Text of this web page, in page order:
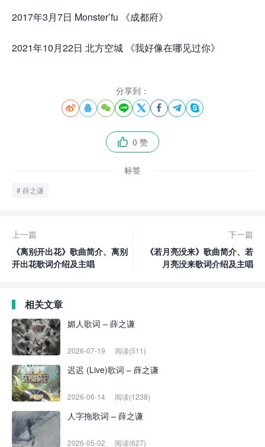
2017年3月7日 Monster’fu 《成都府》
2021年10月22日 北方空城 《我好像在哪见过你》
分享到：
       
 0 赞
标签
薛之谦
上一篇
《离别开出花》歌曲简介、离别
开出花歌词介绍及主唱
下一篇
《若月亮没来》歌曲简介、若
月亮没来歌词介绍及主唱
相关文章
媚人歌词 – 薛之谦
2026-07-19 阅读(511)
迟迟 (Live)歌词 – 薛之谦
2026-06-14 阅读(1238)
人字拖歌词 – 薛之谦
2026-05-02 阅读(627)